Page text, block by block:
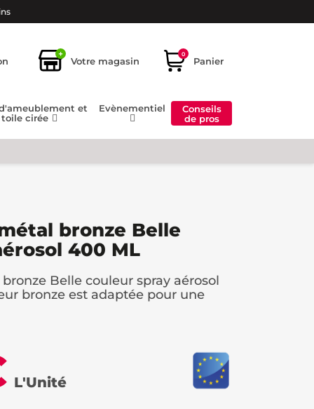
+
Votre magasin
0
Panier
et
toile cirée
Evènementiel
Conseils
de pros
bronze Belle
400 ML
Belle couleur spray aérosol
bronze est adaptée pour une
L'Unité